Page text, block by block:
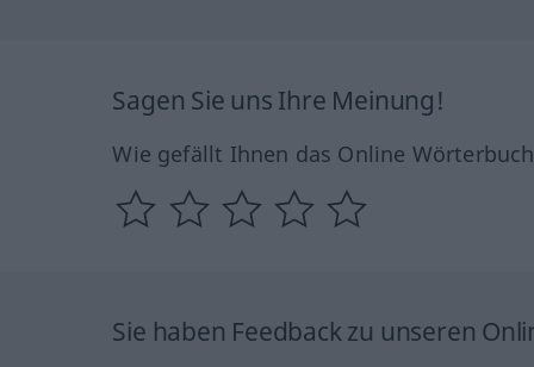
Sagen Sie uns Ihre Meinung!
Wie gefällt Ihnen das Online
Sie haben Feedback zu unseren